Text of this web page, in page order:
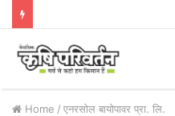
Home / एनरसोल बायोपावर प्रा. लि.